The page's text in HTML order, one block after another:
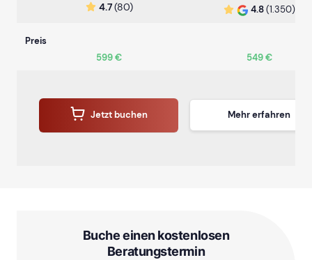
4.7(80) 4.8(1.350)
Preis
599 €
549 €
Jetzt buchen Mehr erfahren
Buche einen kostenlosen
Beratungstermin